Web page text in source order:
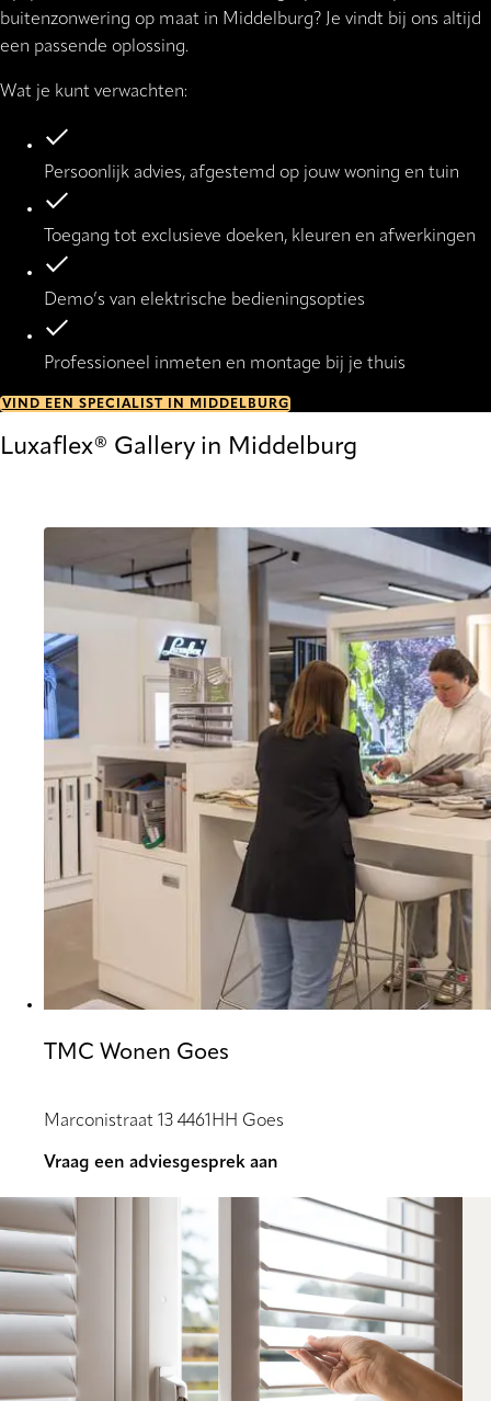
buitenzonwering op maat in Middelburg? Je vindt bij ons altijd
een passende oplossing.
Wat je kunt verwachten:
Persoonlijk advies, afgestemd op jouw woning en tuin
Toegang tot exclusieve doeken, kleuren en afwerkingen
Demo’s van elektrische bedieningsopties
Professioneel inmeten en montage bij je thuis
VIND EEN SPECIALIST IN MIDDELBURG
Luxaflex® Gallery in Middelburg
TMC Wonen Goes
Marconistraat 13 4461HH Goes
Vraag een adviesgesprek aan